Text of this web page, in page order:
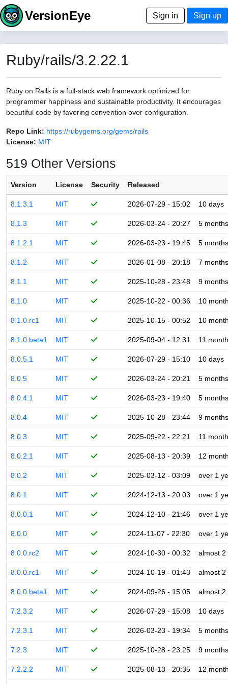
VersionEye Sign in Sign up
Ruby/rails/3.2.22.1
Ruby on Rails is a full-stack web framework optimized for
programmer happiness and sustainable productivity. It encourages
beautiful code by favoring convention over configuration.
Repo Link: https://rubygems.org/gems/rails
License: MIT
519 Other Versions
Version License Security Released
8.1.3.1 MIT 2026-07-29 - 15:02 10 days
8.1.3 MIT 2026-03-24 - 20:27 5 months
8.1.2.1 MIT 2026-03-23 - 19:45 5 months
8.1.2 MIT 2026-01-08 - 20:18 7 months
8.1.1 MIT 2025-10-28 - 23:48 9 months
8.1.0 MIT 2025-10-22 - 00:36 10
8.1.0.rc1 MIT 2025-10-15 - 00:52 10
8.1.0.beta1 MIT 2025-09-04 - 12:31 11
8.0.5.1 MIT 2026-07-29 - 15:10 10 days
8.0.5 MIT 2026-03-24 - 20:21 5 months
8.0.4.1 MIT 2026-03-23 - 19:40 5 months
8.0.4 MIT 2025-10-28 - 23:44 9 months
8.0.3 MIT 2025-09-22 - 22:21 11
8.0.2.1 MIT 2025-08-13 - 20:39 12
8.0.2 MIT 2025-03-12 - 03:09 over 1
8.0.1 MIT 2024-12-13 - 20:03 over 1
8.0.0.1 MIT 2024-12-10 - 21:46 over 1
8.0.0 MIT 2024-11-07 - 22:30 over 1
8.0.0.rc2 MIT 2024-10-30 - 00:32 almost 2
8.0.0.rc1 MIT 2024-10-19 - 01:43 almost 2
8.0.0.beta1 MIT 2024-09-26 - 15:05 almost 2
7.2.3.2 MIT 2026-07-29 - 15:08 10 days
7.2.3.1 MIT 2026-03-23 - 19:34 5 months
7.2.3 MIT 2025-10-28 - 23:25 9 months
7.2.2.2 MIT 2025-08-13 - 20:35 12